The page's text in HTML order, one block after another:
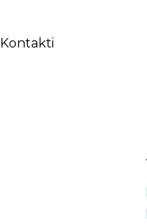
Kontakti